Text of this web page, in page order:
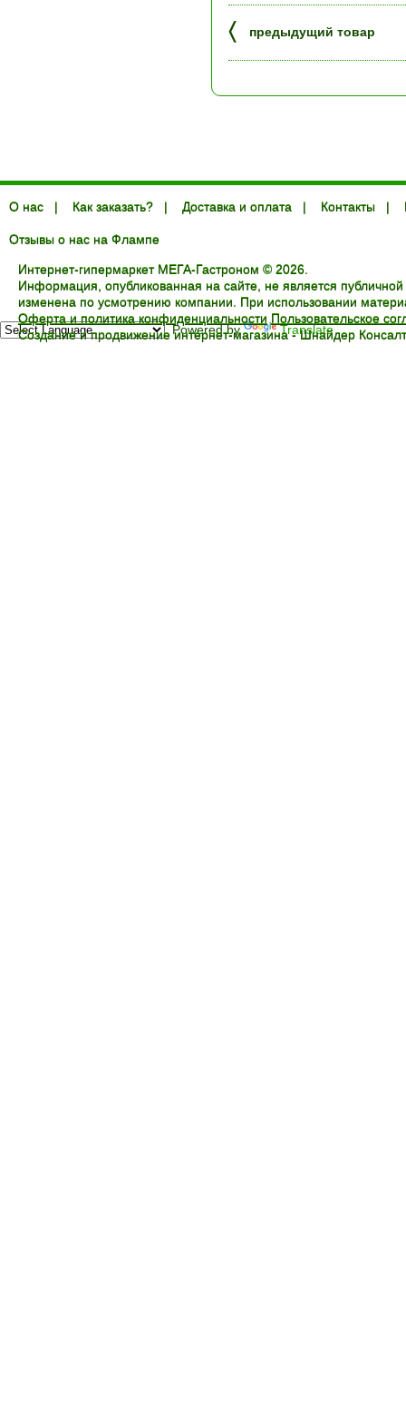
〈 предыдущий товар
О нас | Как заказать? | Доставка и оплата | Контакты |
Отзывы о нас на Флампе
Интернет-гипермаркет МЕГА-Гастроном © 2026.
Информация, опубликованная на сайте, не является
изменена по усмотрению компании. При использовании
Оферта и политика конфиденциальности Пользовательское
Создание и продвижение интернет-магазина -Шнайдер
Powered by Translate